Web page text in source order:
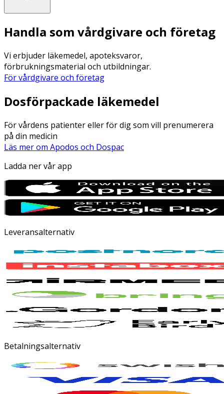
Handla som vårdgivare och företag
Vi erbjuder läkemedel, apoteksvaror,
förbrukningsmaterial och utbildningar.
För vårdgivare och företag
Dosförpackade läkemedel
För vårdens patienter eller för dig som vill prenumerera
på din medicin
Läs mer om Apodos och Dospac
Ladda ner vår app
Leveransalternativ
Betalningsalternativ